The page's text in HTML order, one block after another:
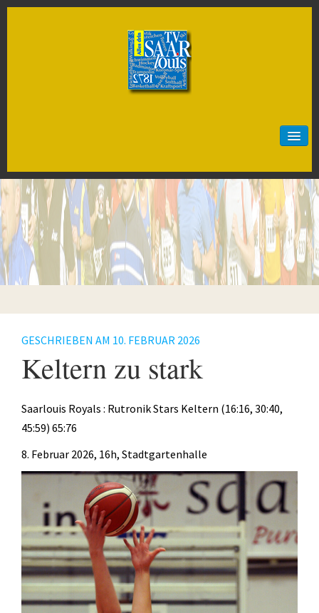
Sportarten
Artistik
Badminton
Baseball
Gesundheit
Aqua-Jogging
Herzsport – REHA
Lungensport – REHA
Orthopädie – REHA
Rückenschule
Tai Chi
GESCHRIEBEN AM 10. FEBRUAR 2026
Keltern zu stark
Saarlouis Royals : Rutronik Stars Keltern (16:16, 30:40,
45:59) 65:76
8. Februar 2026, 16h, Stadtgartenhalle